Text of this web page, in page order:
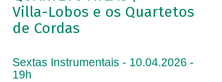
Villa-Lobos e os Quartetos
de Cordas
Sextas Instrumentais - 10.04.2026 -
19h